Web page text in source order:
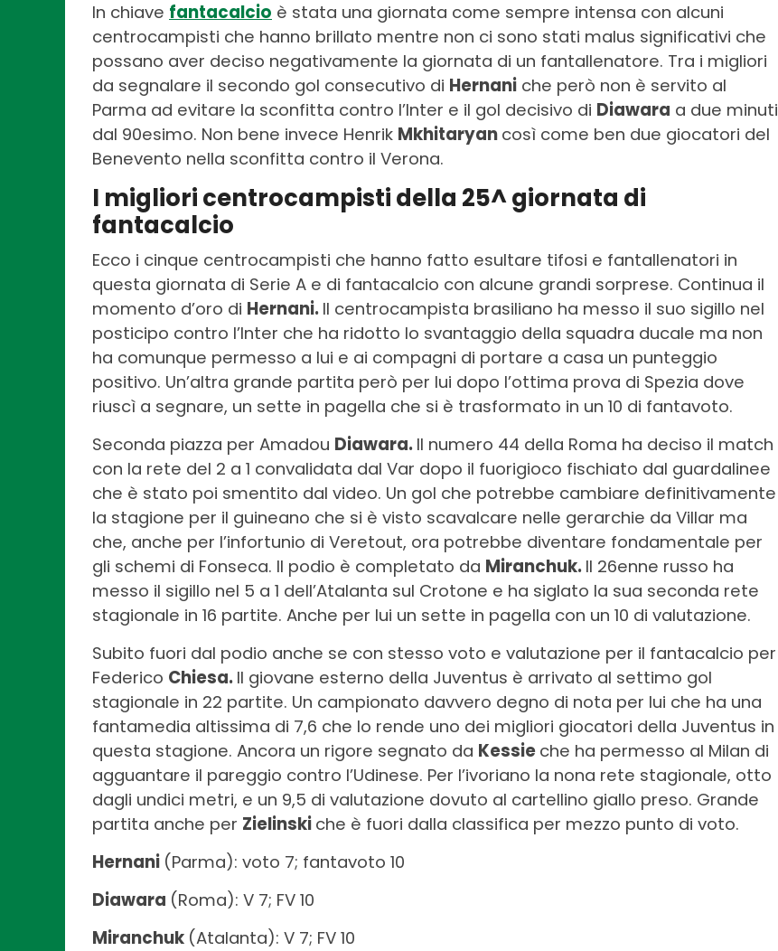
In chiave fantacalcio è stata una giornata come sempre intensa con alcuni
centrocampisti che hanno brillato mentre non ci sono stati malus significativi che
possano aver deciso negativamente la giornata di un fantallenatore. Tra i migliori
da segnalare il secondo gol consecutivo di Hernani che però non è servito al
Parma ad evitare la sconfitta contro l’Inter e il gol decisivo di Diawara a due minuti
dal 90esimo. Non bene invece Henrik Mkhitaryan così come ben due giocatori del
Benevento nella sconfitta contro il Verona.
I migliori centrocampisti della 25^ giornata di
fantacalcio
Ecco i cinque centrocampisti che hanno fatto esultare tifosi e fantallenatori in
questa giornata di Serie A e di fantacalcio con alcune grandi sorprese. Continua il
momento d’oro di Hernani. Il centrocampista brasiliano ha messo il suo sigillo nel
posticipo contro l’Inter che ha ridotto lo svantaggio della squadra ducale ma non
ha comunque permesso a lui e ai compagni di portare a casa un punteggio
positivo. Un’altra grande partita però per lui dopo l’ottima prova di Spezia dove
riuscì a segnare, un sette in pagella che si è trasformato in un 10 di fantavoto.
Seconda piazza per Amadou Diawara. Il numero 44 della Roma ha deciso il match
con la rete del 2 a 1 convalidata dal Var dopo il fuorigioco fischiato dal guardalinee
che è stato poi smentito dal video. Un gol che potrebbe cambiare definitivamente
la stagione per il guineano che si è visto scavalcare nelle gerarchie da Villar ma
che, anche per l’infortunio di Veretout, ora potrebbe diventare fondamentale per
gli schemi di Fonseca. Il podio è completato da Miranchuk. Il 26enne russo ha
messo il sigillo nel 5 a 1 dell’Atalanta sul Crotone e ha siglato la sua seconda rete
stagionale in 16 partite. Anche per lui un sette in pagella con un 10 di valutazione.
Subito fuori dal podio anche se con stesso voto e valutazione per il fantacalcio per
Federico Chiesa. Il giovane esterno della Juventus è arrivato al settimo gol
stagionale in 22 partite. Un campionato davvero degno di nota per lui che ha una
fantamedia altissima di 7,6 che lo rende uno dei migliori giocatori della Juventus in
questa stagione. Ancora un rigore segnato da Kessie che ha permesso al Milan di
agguantare il pareggio contro l’Udinese. Per l’ivoriano la nona rete stagionale, otto
dagli undici metri, e un 9,5 di valutazione dovuto al cartellino giallo preso. Grande
partita anche per Zielinski che è fuori dalla classifica per mezzo punto di voto.
Hernani (Parma): voto 7; fantavoto 10
Diawara (Roma): V 7; FV 10
Miranchuk (Atalanta): V 7; FV 10